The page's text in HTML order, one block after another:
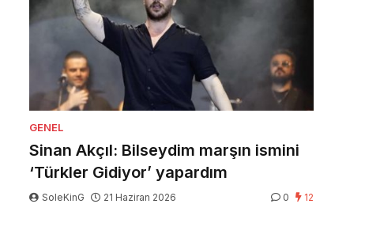
GENEL
Sinan Akçıl: Bilseydim marşın ismini
‘Türkler Gidiyor’ yapardım
SoleKinG 21 Haziran 2026 0 12